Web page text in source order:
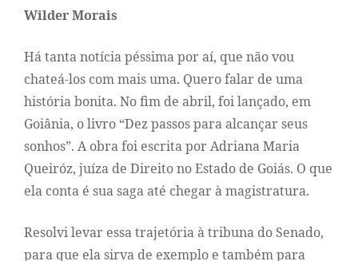
Wilder Morais
Há tanta notícia péssima por aí, que não vou
chateá-los com mais uma. Quero falar de uma
história bonita. No fim de abril, foi lançado, em
Goiânia, o livro “Dez passos para alcançar seus
sonhos”. A obra foi escrita por Adriana Maria
Queiróz, juíza de Direito no Estado de Goiás. O que
ela conta é sua saga até chegar à magistratura.
Resolvi levar essa trajetória à tribuna do Senado,
para que ela sirva de exemplo e também para